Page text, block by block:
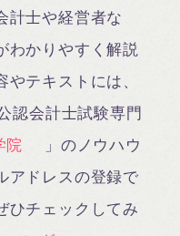
計士や経営者な
わかりやすく解説
テキストには、
認会計士試験専門
院
」のノウハウ
アドレスの登録で
ひチェックしてみ